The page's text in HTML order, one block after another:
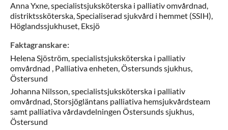
AnnaYxne,specialistsjuksköterska i palliativ omvårdnad,
distriktssköterska,Specialiserad sjukvård i hemmet (SSIH),
Höglandssjukhuset, Eksjö
Faktagranskare:
HelenaSjöström,specialistsjuksköterska i palliativ
omvårdnad , Palliativa enheten, Östersunds sjukhus,
Östersund
Johanna Nilsson,specialistsjuksköterska i palliativ
omvårdnad,Storsjögläntans palliativa hemsjukvårdsteam
samt palliativa vårdavdelningen Östersunds sjukhus,
Östersund